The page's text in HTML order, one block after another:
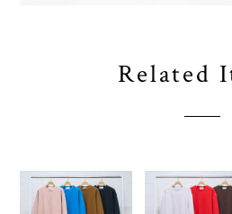
Related